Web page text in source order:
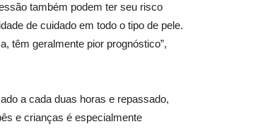
também podem ter seu risco
de cuidado em todo o tipo de pele.
têm geralmente pior prognóstico”,
a cada duas horas e repassado,
e crianças é especialmente